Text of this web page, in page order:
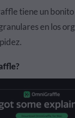
tiene un
en los